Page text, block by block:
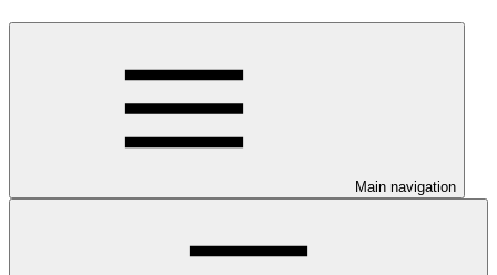
Main navigation